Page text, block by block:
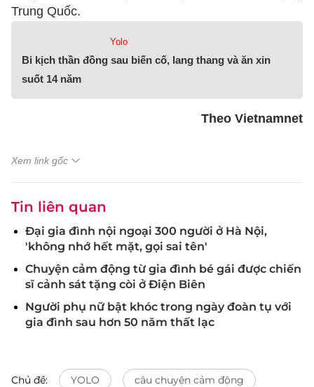
Trung Quốc.
Yolo
Bi kịch thần đồng sau biến cố, lang thang và ăn xin
suốt 14 năm
Theo Vietnamnet
Xem link gốc
Tin liên quan
Đại gia đình nội ngoại 300 người ở Hà Nội,
'không nhớ hết mặt, gọi sai tên'
Chuyện cảm động từ gia đình bé gái được chiến
sĩ cảnh sát tặng còi ở Điện Biên
Người phụ nữ bật khóc trong ngày đoàn tụ với
gia đình sau hơn 50 năm thất lạc
Chủ đề: YOLO câu chuyện cảm động